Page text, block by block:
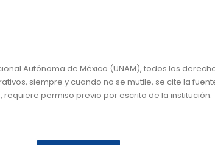
Autónoma de México (UNAM), todos los
siempre y cuando no se mutile, se cite la
requiere permiso previo por escrito de la institución.